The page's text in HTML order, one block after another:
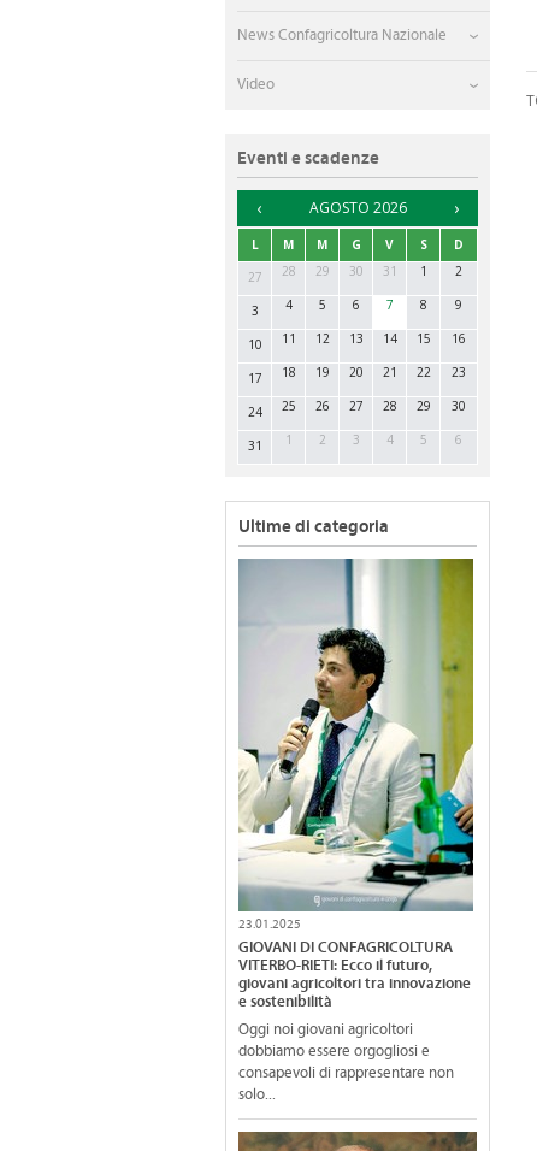
News Confagricoltura Nazionale
Video
Eventi e scadenze
AGOSTO 2026 ►
L M M G V S
D
27
28 29 30 31 1 2
3 4 5 6 7 8 9
10 11 12 13 14 15 16
17 18 19 20 21 22 23
24 25 26 27 28 29 30
31 1 2 3 4 5 6
Ultime di categoria
23.01.2025
GIOVANI DI CONFAGRICOLTURA
VITERBO-RIETI: Ecco il futuro,
giovani agricoltori tra innovazione
e sostenibilità
Oggi noi giovani agricoltori
dobbiamo essere orgogliosi e
consapevoli di rappresentare non
solo...